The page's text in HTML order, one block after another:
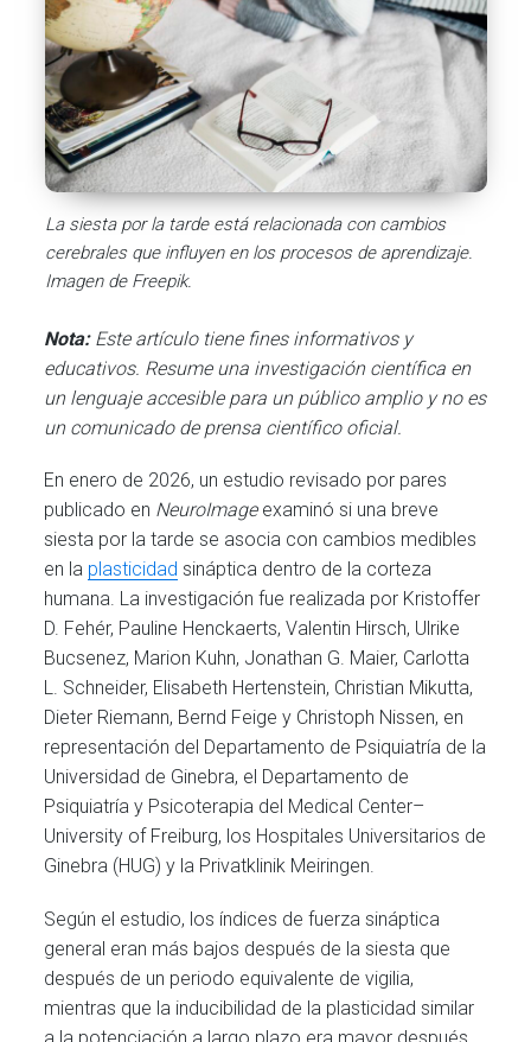
La siesta por la tarde está relacionada con cambios
cerebrales que influyen en los procesos de aprendizaje.
Imagen de Freepik.
Nota: Este artículo tiene fines informativos y
educativos. Resume una investigación científica en
un lenguaje accesible para un público amplio y no es
un comunicado de prensa científico oficial.
En enero de 2026, un estudio revisado por pares
publicado en NeuroImageexaminó si una breve
siesta por la tarde se asocia con cambios medibles
en la plasticidad sináptica dentro de la corteza
humana. La investigación fue realizada por Kristoffer
D. Fehér, Pauline Henckaerts, Valentin Hirsch, Ulrike
Bucsenez, Marion Kuhn, Jonathan G. Maier, Carlotta
L. Schneider, Elisabeth Hertenstein, Christian Mikutta,
Dieter Riemann, Bernd Feige y Christoph Nissen, en
representación del Departamento de Psiquiatría de la
Universidad de Ginebra, el Departamento de
Psiquiatría y Psicoterapia del Medical Center–
University of Freiburg, los Hospitales Universitarios de
Ginebra (HUG) y la Privatklinik Meiringen.
Según el estudio, los índices de fuerza sináptica
general eran más bajos después de la siesta que
después de un periodo equivalente de vigilia,
mientras que la inducibilidad de la plasticidad similar
a la potenciación a largo plazo era mayor después